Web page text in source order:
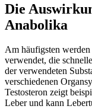
Die
Anabolika
Am häufigsten
verwendet, die
der verwendeten
verschiedenen
Testosteron zeigt
Leber und kann